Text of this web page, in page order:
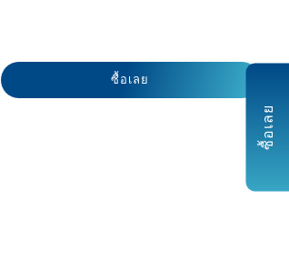
ซื้อเลย
ซื้อเลย